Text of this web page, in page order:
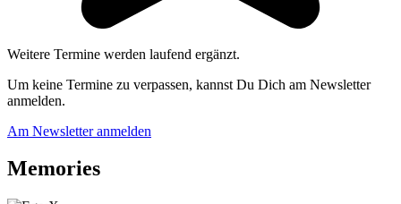
Weitere Termine werden laufend ergänzt.
Um keine Termine zu verpassen, kannst Du Dich am Newsletter
anmelden.
Am Newsletter anmelden
Memories